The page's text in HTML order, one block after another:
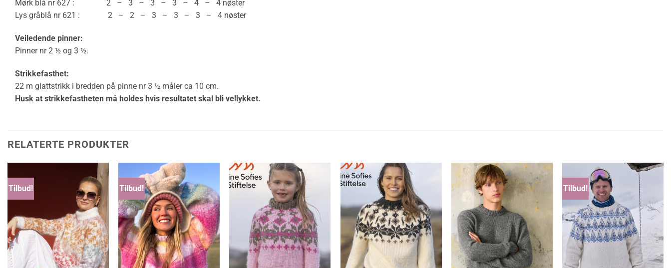
Mørk blå nr 627 : 2 – 3 – 3 – 3 – 4 – 4 nøster
Lys gråblå nr 621 : 2 – 2 – 3 – 3 – 3 – 4 nøster
Veiledende pinner:
Pinner nr 2 ½ og 3 ½.
Strikkefasthet:
22 m glattstrikk i bredden på pinne nr 3 ½ måler ca 10 cm.
Husk at strikkefastheten må holdes hvis resultatet skal bli vellykket.
RELATERTE PRODUKTER
Tilbud! Tilbud! Tilbud!